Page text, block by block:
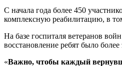
С начала года более 450
комплексную реабилитацию, в
На базе госпиталя ветеранов
восстановление ребят было
«Важно, чтобы каждый